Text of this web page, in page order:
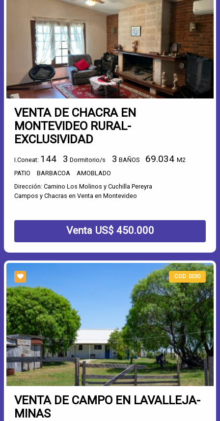
VENTA DE CHACRA EN
MONTEVIDEO RURAL-
EXCLUSIVIDAD
I.Coneat: 144 3 Dormitorio/s 3 BAÑOS 69.034M2
PATIO
BARBACOA
AMOBLADO
Dirección: Camino Los Molinos y Cuchilla Pereyra
Campos y Chacras en Venta en Montevideo
Venta US$ 450.000
COD. 0030
VENTA DE CAMPO EN LAVALLEJA-
MINAS